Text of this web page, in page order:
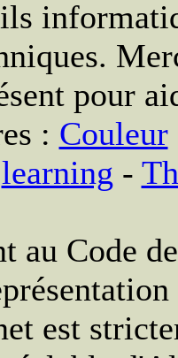
pour
: Couleur
learning -
au Code
est